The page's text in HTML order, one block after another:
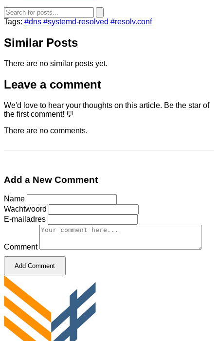
Tags: #dns #systemd-resolved #resolv.conf
Similar Posts
There are no similar posts yet.
Leave a comment
We'd love to hear your thoughts on this article. Be the star of
the first comment! 💬
There are no comments.
Add a New Comment
Name
Wachtwoord
E-mailadres
Comment
Add Comment